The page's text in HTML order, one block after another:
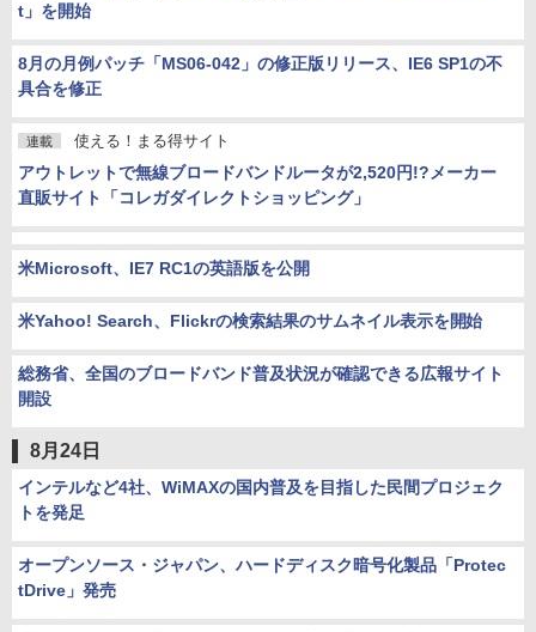
t」を開始
8月の月例パッチ「MS06-042」の修正版リリース、IE6 SP1の不
具合を修正
連載 使える！まる得サイト
アウトレットで無線ブロードバンドルータが2,520円!?メーカー
直販サイト「コレガダイレクトショッピング」
米Microsoft、IE7 RC1の英語版を公開
米Yahoo! Search、Flickrの検索結果のサムネイル表示を開始
総務省、全国のブロードバンド普及状況が確認できる広報サイト
開設
8月24日
インテルなど4社、WiMAXの国内普及を目指した民間プロジェク
トを発足
オープンソース・ジャパン、ハードディスク暗号化製品「Protec
tDrive」発売